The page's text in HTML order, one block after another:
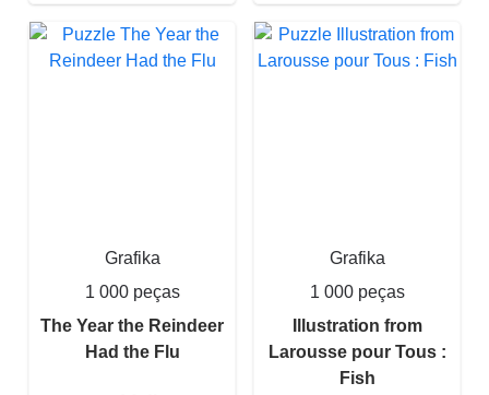
Grafika
1 000 peças
The Year the Reindeer
Had the Flu
Grafika
1 000 peças
Illustration from
Larousse pour Tous :
Fish